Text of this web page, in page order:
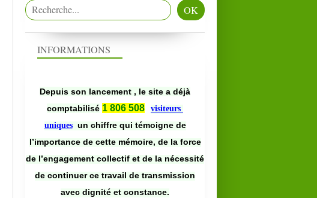
INFORMATIONS
Depuis son lancement , le site a déjà
comptabilisé 1 806 508
visiteurs
uniques un chiffre qui témoigne de
l’importance de cette mémoire, de la force
de l’engagement collectif et de la nécessité
de continuer ce travail de transmission
avec dignité et constance.